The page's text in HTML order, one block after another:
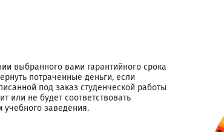
выбранного вами гарантийного срока
потраченные деньги, если
под заказ студенческой работы
или не будет соответствовать
учебного заведения.